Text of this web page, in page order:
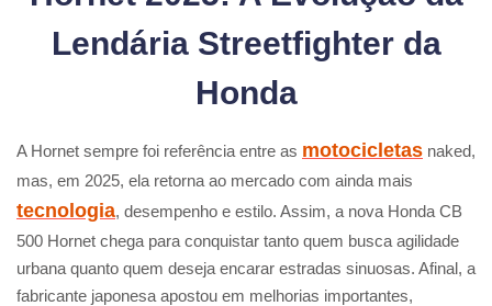
Lendária Streetfighter da
Honda
A Hornet sempre foi referência entre as motocicletas naked,
mas, em 2025, ela retorna ao mercado com ainda mais
tecnologia, desempenho e estilo. Assim, a nova Honda CB
500 Hornet chega para conquistar tanto quem busca agilidade
urbana quanto quem deseja encarar estradas sinuosas. Afinal, a
fabricante japonesa apostou em melhorias importantes,